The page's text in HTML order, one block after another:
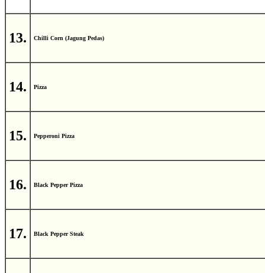
13. Chilli Corn (Jagung Pedas)
14. Pizza
15. Pepperoni Pizza
16. Black Pepper Pizza
17. Black Pepper Steak